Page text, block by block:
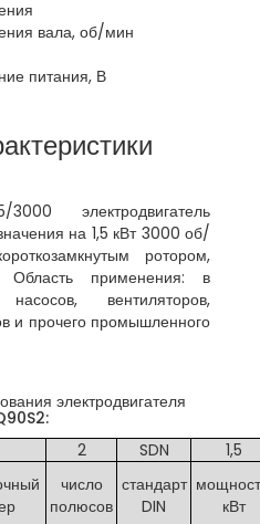
вала, об/мин
питания, В
электродвигатель
на 1,5 кВт 3000 об/
ротором,
Область применения: в
вентиляторов,
и прочего промышленного
электродвигателя
2 SDN
1,5
число
полюсов
стандарт
DIN
кВт